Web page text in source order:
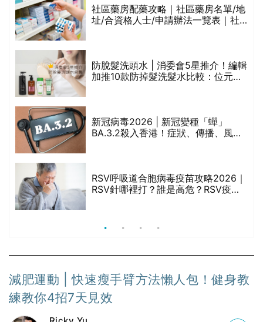
社區藥房配藥攻略｜社區藥房名單/地
址/合資格人士/申請辦法一覽表｜社
防脫髮洗頭水 | 消委會5星推介！編輯
加推10款防掉髮洗髮水比較：位元
新冠病毒2026 | 新冠變種「蟬」
BA.3.2殺入香港！症狀、傳播、風險
RSV呼吸道合胞病毒疫苗攻略2026｜
RSV針哪裡打？誰是高危？RSV疫苗
減肥運動 | 快速瘦手臂方法懶人包！健身教
練教你4招7天見效